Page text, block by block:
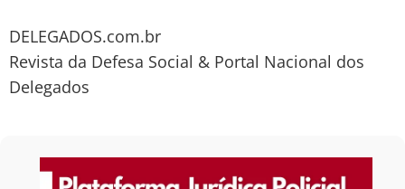
DELEGADOS.com.br
Revista da Defesa Social & Portal Nacional dos
Delegados